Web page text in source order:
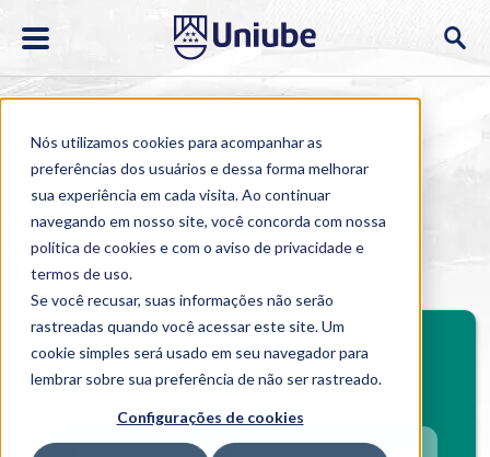
Nós utilizamos cookies para acompanhar as
preferências dos usuários e dessa forma melhorar
sua experiência em cada visita. Ao continuar
navegando em nosso site, você concorda com nossa
política de cookies e com o aviso deprivacidade e
termos de uso.
Se você recusar, suas informações não serão
rastreadas quando você acessar este site. Um
cookie simples será usado em seu navegador para
lembrar sobre sua preferência de não ser rastreado.
Configurações de cookies
Home > Cursos > EAD > Graduação > Engenharia Civil
Engenharia Civil
Investimento mensal
Selecione o polo